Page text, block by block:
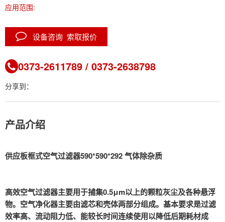
应用范围:
设备咨询 索取报价
0373-2611789 / 0373-2638798
分享到：
产品介绍
供应板框式空气过滤器590*590*292 气体除杂质
高效空气过滤器主要用于捕集0.5μm以上的颗粒灰尘及各种悬浮
物。空气净化器主要由滤芯和壳体两部分组成。基本要求是过滤
效率高、流动阻力低、能较长时间连续使用以降低后期耗材成